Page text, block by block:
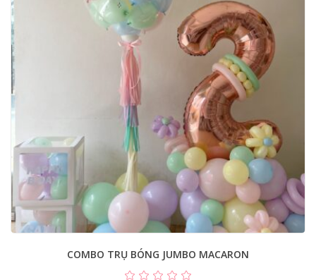
COMBO TRỤ BÓNG JUMBO MACARON